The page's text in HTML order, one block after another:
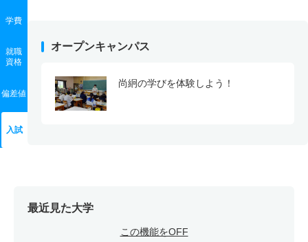
学費
就職
資格
偏差値
入試
オープンキャンパス
尚絅の学びを体験しよう！
最近見た大学
この機能をOFF